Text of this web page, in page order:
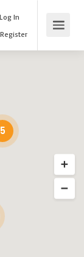
Log In
5